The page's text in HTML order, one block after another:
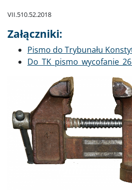
VII.510.52.2018
Załączniki:
Dokument
Pismo do Trybunału
Dokument
Poprzednie